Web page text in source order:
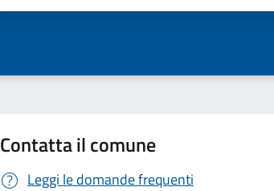
Contatta il comune
Leggi le domande frequenti